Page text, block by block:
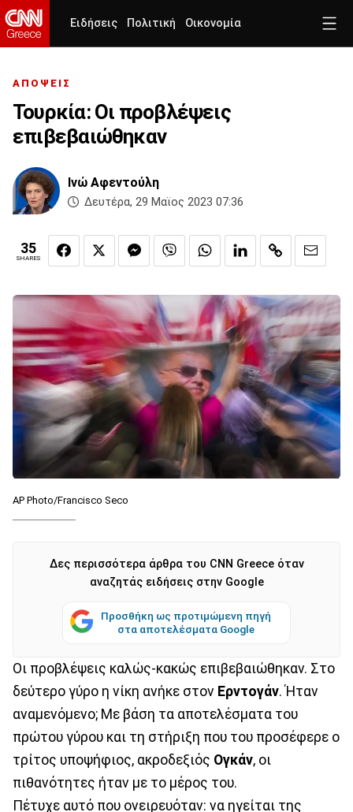
Ειδήσεις Πολιτική Οικονομία
ΑΠΟΨΕΙΣ
Τουρκία: Οι προβλέψεις
επιβεβαιώθηκαν
Ινώ Αφεντούλη
Δευτέρα, 29 Μαϊος 2023 07:36
35
SHARES
AP Photo/Francisco Seco
Δες περισσότερα άρθρα του CNN Greece όταν
αναζητάς ειδήσεις στην Google
Προσθήκη ως προτιμώμενη πηγή
στα αποτελέσματα Google
Οι προβλέψεις καλώς-κακώς επιβεβαιώθηκαν. Στο
δεύτερο γύρο η νίκη ανήκε στον Ερντογάν. Ήταν
αναμενόμενο; Με βάση τα αποτελέσματα του
πρώτου γύρου και τη στήριξη που του προσέφερε ο
τρίτος υποψήφιος, ακροδεξιός Ογκάν, οι
πιθανότητες ήταν με το μέρος του.
Πέτυχε αυτό που ονειρευόταν: να ηγείται της